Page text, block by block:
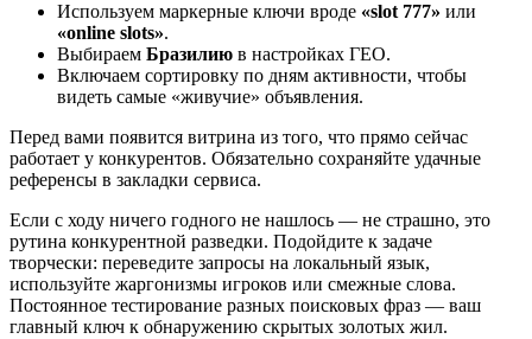
Используем маркерные ключи вроде «slot 777» или
«online slots».
Выбираем Бразилию в настройках ГЕО.
Включаем сортировку по дням активности, чтобы
видеть самые «живучие» объявления.
Перед вами появится витрина из того, что прямо сейчас
работает у конкурентов. Обязательно сохраняйте удачные
референсы в закладки сервиса.
Если с ходу ничего годного не нашлось — не страшно, это
рутина конкурентной разведки. Подойдите к задаче
творчески: переведите запросы на локальный язык,
используйте жаргонизмы игроков или смежные слова.
Постоянное тестирование разных поисковых фраз — ваш
главный ключ к обнаружению скрытых золотых жил.